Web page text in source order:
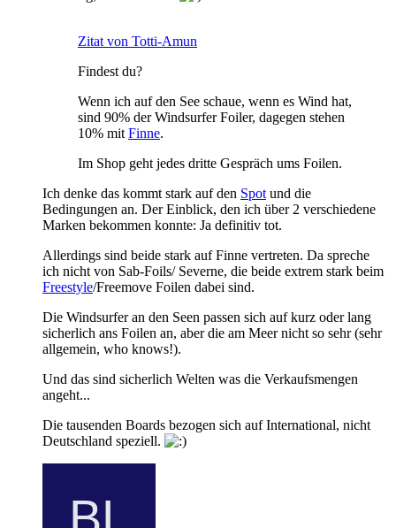
Zitat von Totti-Amun
Findest du?
Wenn ich auf den See schaue, wenn es Wind hat,
sind 90% der Windsurfer Foiler, dagegen stehen
10% mit Finne.
Im Shop geht jedes dritte Gespräch ums Foilen.
Ich denke das kommt stark auf den Spot und die
Bedingungen an. Der Einblick, den ich über 2 verschiedene
Marken bekommen konnte: Ja definitiv tot.
Allerdings sind beide stark auf Finne vertreten. Da spreche
ich nicht von Sab-Foils/ Severne, die beide extrem stark beim
Freestyle/Freemove Foilen dabei sind.
Die Windsurfer an den Seen passen sich auf kurz oder lang
sicherlich ans Foilen an, aber die am Meer nicht so sehr (sehr
allgemein, who knows!).
Und das sind sicherlich Welten was die Verkaufsmengen
angeht...
Die tausenden Boards bezogen sich auf International, nicht
Deutschland speziell.